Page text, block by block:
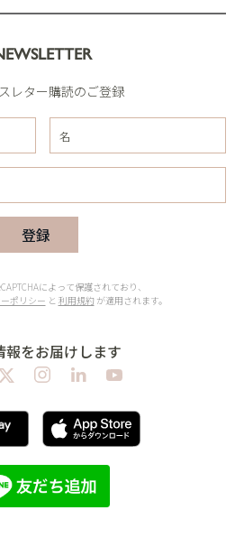
レター購読のご登録
登録
によって保護されており、
ポリシー と 利用規約が適用されます。
報をお届けします